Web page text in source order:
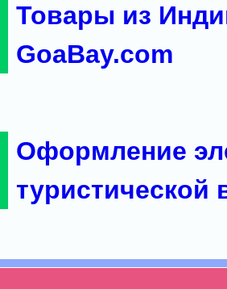
Товары из
GoaBay.com
Оформление